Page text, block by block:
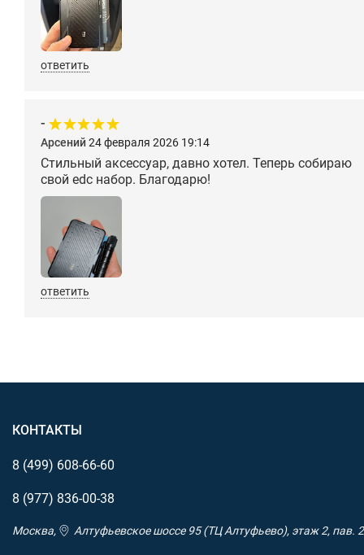
ответить
-
Арсений 24 февраля 2026 19:14
Стильный аксессуар, давно хотел. Теперь собираю
свой edc набор. Благодарю!
ответить
КОНТАКТЫ
8 (499) 608-66-60
8 (977) 836-00-38
Москва, Алтуфьевское шоссе 95 (ТЦ Алтуфьево), этаж 2, пав. 2